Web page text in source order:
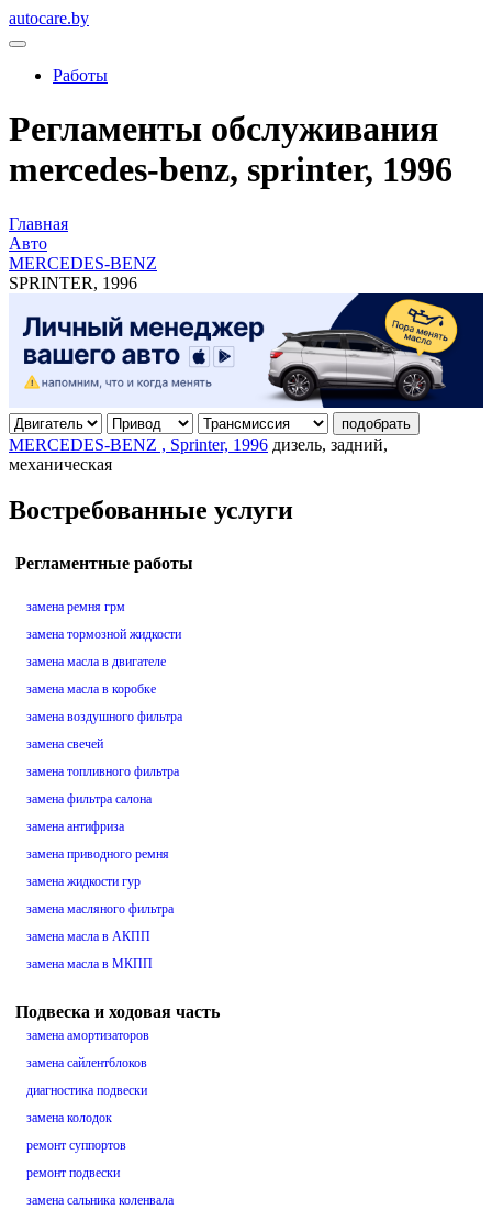
autocare.by
Работы
Регламенты обслуживания
mercedes-benz, sprinter, 1996
Главная
Авто
MERCEDES-BENZ
SPRINTER, 1996
подобрать
MERCEDES-BENZ , Sprinter, 1996 дизель, задний,
механическая
Востребованные услуги
Регламентные работы
замена ремня грм
замена тормозной жидкости
замена масла в двигателе
замена масла в коробке
замена воздушного фильтра
замена свечей
замена топливного фильтра
замена фильтра салона
замена антифриза
замена приводного ремня
замена жидкости гур
замена масляного фильтра
замена масла в АКПП
замена масла в МКПП
Подвеска и ходовая часть
замена амортизаторов
замена сайлентблоков
диагностика подвески
замена колодок
ремонт суппортов
ремонт подвески
замена сальника коленвала